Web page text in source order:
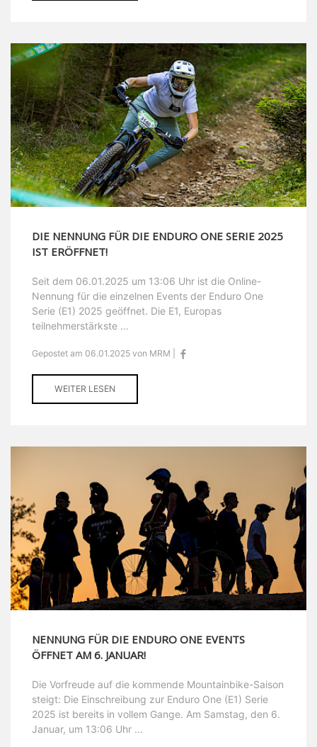
DIE NENNUNG FÜR DIE ENDURO ONE SERIE 2025
IST ERÖFFNET!
Seit dem 06.01.2025 um 13:06 Uhr ist die Online-
Nennung für die einzelnen Events der Enduro One
Serie (E1) 2025 geöffnet. Die E1, Europas
teilnehmerstärkste ...
Gepostet am 06.01.2025 von MRM |
WEITER LESEN
NENNUNG FÜR DIE ENDURO ONE EVENTS
ÖFFNET AM 6. JANUAR!
Die Vorfreude auf die kommende Mountainbike-Saison
steigt: Die Einschreibung zur Enduro One (E1) Serie
2025 ist bereits in vollem Gange. Am Samstag, den 6.
Januar, um 13:06 Uhr ...